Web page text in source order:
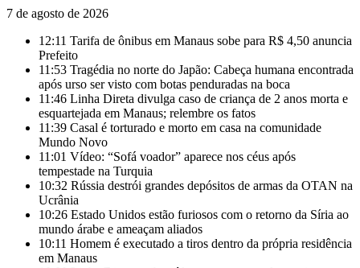
7 de agosto de 2026
12:11 Tarifa de ônibus em Manaus sobe para R$ 4,50 anuncia
Prefeito
11:53 Tragédia no norte do Japão: Cabeça humana encontrada
após urso ser visto com botas penduradas na boca
11:46 Linha Direta divulga caso de criança de 2 anos morta e
esquartejada em Manaus; relembre os fatos
11:39 Casal é torturado e morto em casa na comunidade
Mundo Novo
11:01 Vídeo: “Sofá voador” aparece nos céus após
tempestade na Turquia
10:32 Rússia destrói grandes depósitos de armas da OTAN na
Ucrânia
10:26 Estado Unidos estão furiosos com o retorno da Síria ao
mundo árabe e ameaçam aliados
10:11 Homem é executado a tiros dentro da própria residência
em Manaus